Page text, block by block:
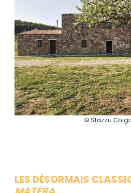
© Stazzu
LES DÉSORMAIS